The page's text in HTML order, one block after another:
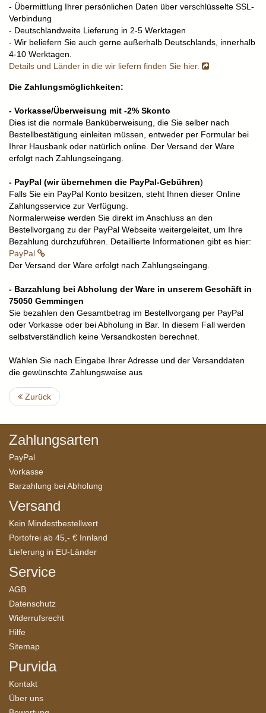
- Übermittlung Ihrer persönlichen Daten über verschlüsselte SSL-
Verbindung
- Deutschlandweite Lieferung in 2-5 Werktagen
- Wir beliefern Sie auch gerne außerhalb Deutschlands, innerhalb
4-10 Werktagen.
Details und Länder in die wir liefern finden Sie hier.
Die Zahlungsmöglichkeiten:
- Vorkasse/Überweisung mit -2% Skonto
Dies ist die normale Banküberweisung, die Sie selber nach
Bestellbestätigung einleiten müssen, entweder per Formular bei
Ihrer Hausbank oder natürlich online. Der Versand der Ware
erfolgt nach Zahlungseingang.
- PayPal (wir übernehmen die PayPal-Gebühren)
Falls Sie ein PayPal Konto besitzen, steht Ihnen dieser Online
Zahlungsservice zur Verfügung.
Normalerweise werden Sie direkt im Anschluss an den
Bestellvorgang zu der PayPal Webseite weitergeleitet, um Ihre
Bezahlung durchzuführen. Detaillierte Informationen gibt es hier:
PayPal
Der Versand der Ware erfolgt nach Zahlungseingang.
- Barzahlung bei Abholung der Ware in unserem Geschäft in
75050 Gemmingen
Sie bezahlen den Gesamtbetrag im Bestellvorgang per PayPal
oder Vorkasse oder bei Abholung in Bar. In diesem Fall werden
selbstverständlich keine Versandkosten berechnet.
Wählen Sie nach Eingabe Ihrer Adresse und der Versanddaten
die gewünschte Zahlungsweise aus
Zurück
Zahlungsarten
PayPal
Vorkasse
Barzahlung bei Abholung
Versand
Kein Mindestbestellwert
Portofrei ab 45,- € Innland
Lieferung in EU-Länder
Service
AGB
Datenschutz
Widerrufsrecht
Hilfe
Sitemap
Purvida
Kontakt
Über uns